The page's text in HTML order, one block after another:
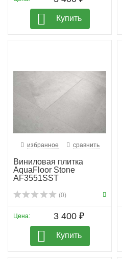
Купить
избранное сравнить
Виниловая плитка
AquaFloor Stone
AF3551SST
(0)
Цена: 3 400 ₽
Купить